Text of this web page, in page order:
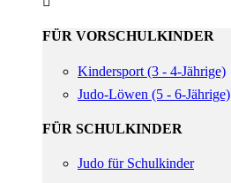
FÜR VORSCHULKINDER
Kindersport (3 - 4-Jährige)
Judo-Löwen (5 - 6-Jährige)
FÜR SCHULKINDER
Judo für Schulkinder